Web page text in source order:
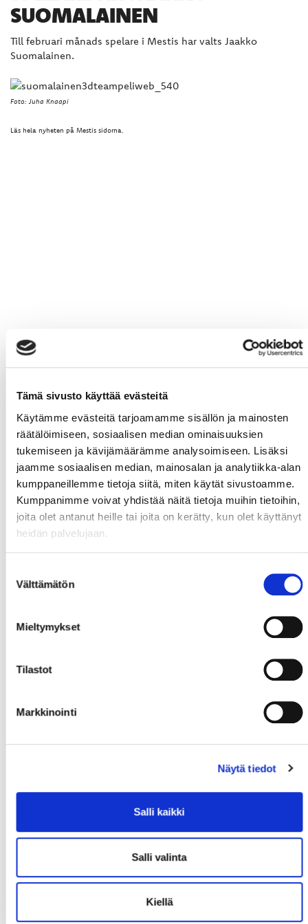
Tämä sivusto käyttää evästeitä
Käytämme evästeitä tarjoamamme sisällön ja mainosten
räätälöimiseen, sosiaalisen median ominaisuuksien
tukemiseen ja kävijämäärämme analysoimiseen. Lisäksi
jaamme sosiaalisen median, mainosalan ja analytiikka-alan
kumppaneillemme tietoja siitä, miten käytät sivustoamme.
Kumppanimme voivat yhdistää näitä tietoja muihin tietoihin,
joita olet antanut heille tai joita on kerätty, kun olet käyttänyt
heidän palvelujaan.
valinta
Välttämätön
Mieltymykset
Tilastot
Markkinointi
Näytä tiedot
Salli kaikki
Salli valinta
Kiellä
SUOMALAINEN
Till februari månads spelare i Mestis har valts Jaakko
Suomalainen.
Foto: Juha Knaapi
Läs hela nyheten på Mestis sidorna.